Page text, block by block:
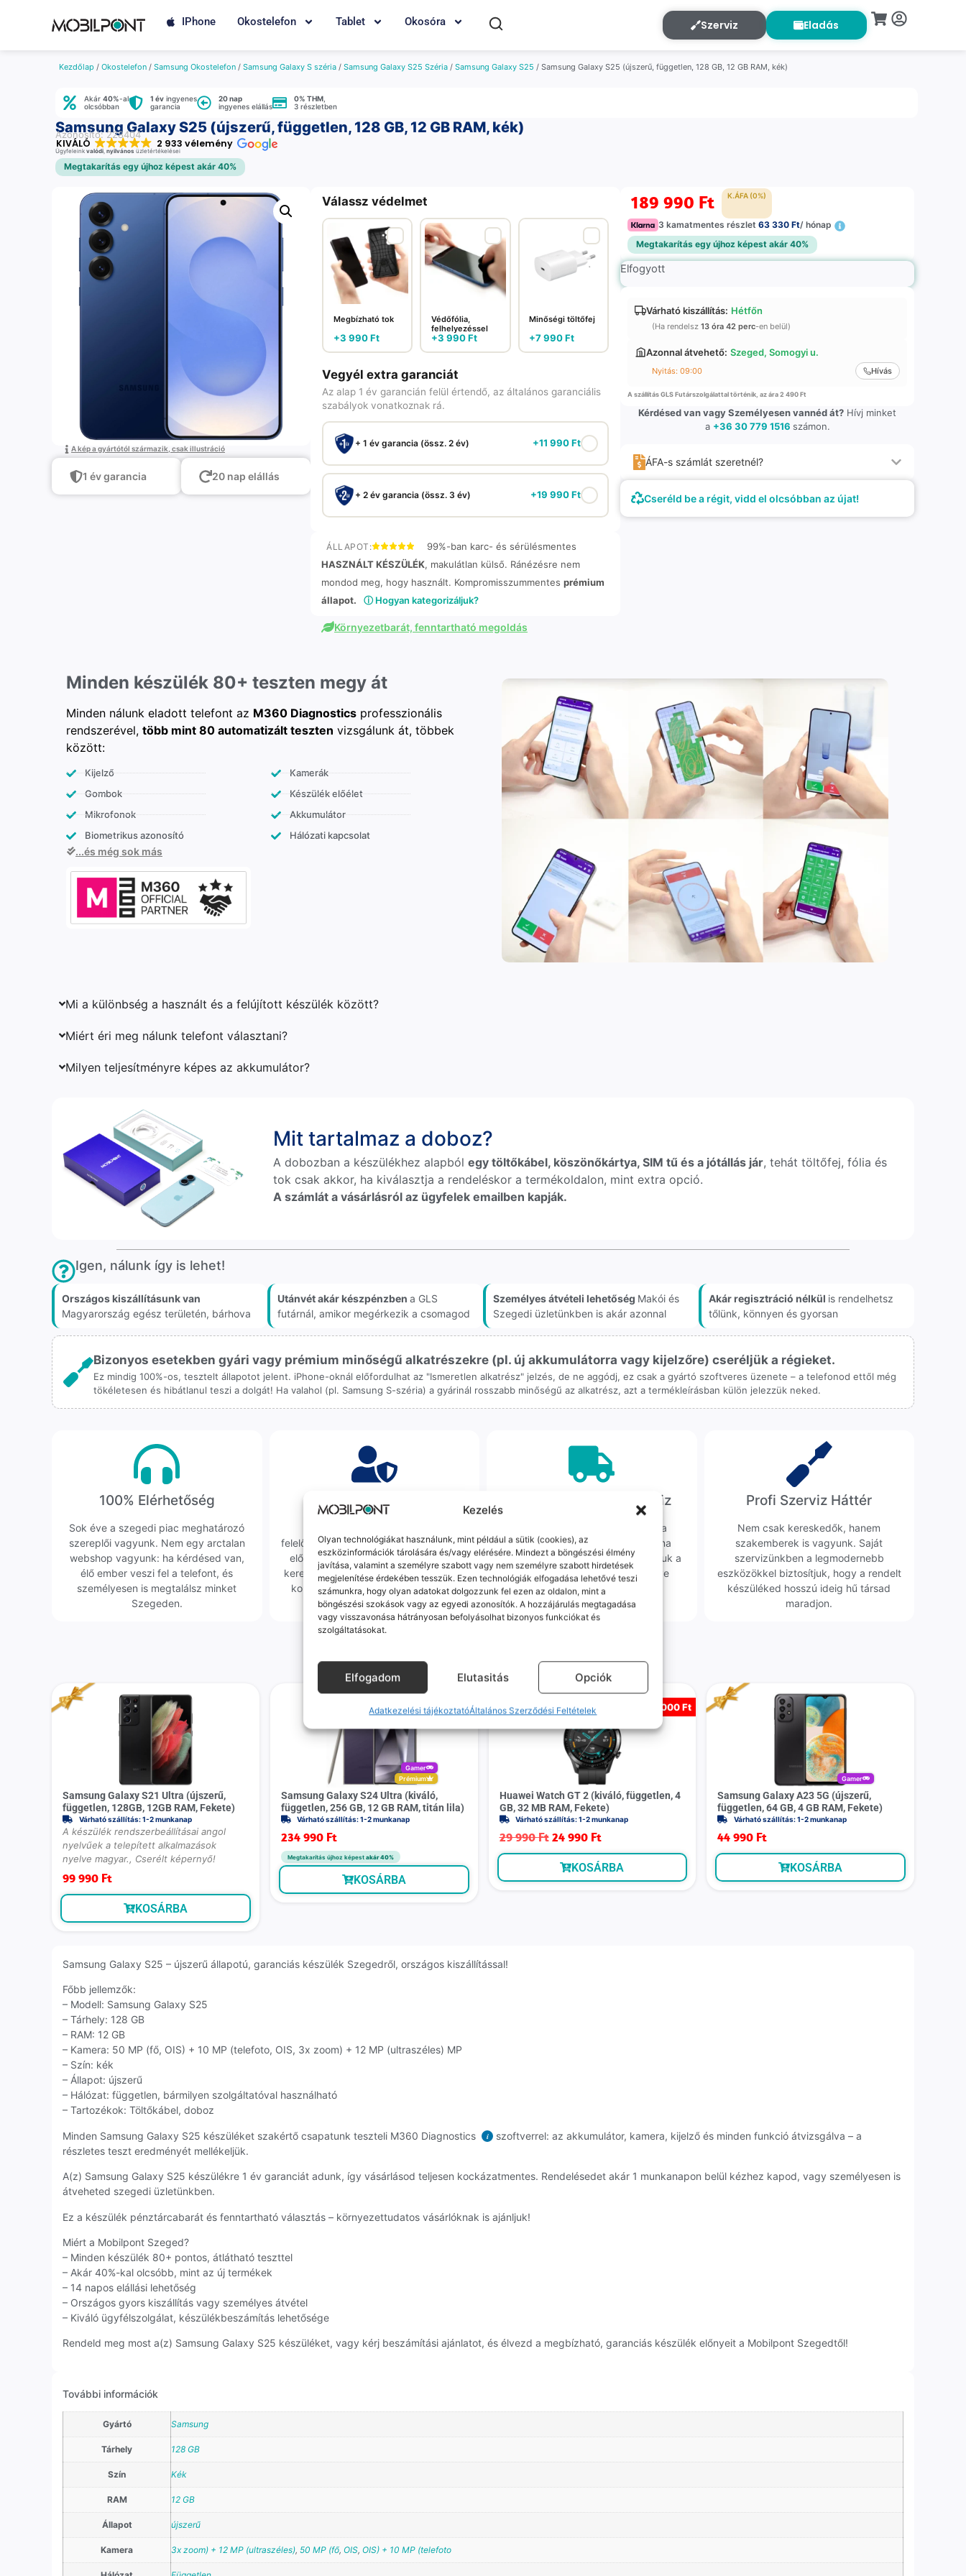
Kezelés
Olyan technológiákat használunk, mint például a sütik (cookies), az
eszközinformációk tárolására és/vagy elérésére. Mindezt a böngészési élmény
javítása, valamint a személyre szabott vagy nem személyre szabott hirdetések
megjelenítése érdekében tesszük. Ezen technológiák elfogadása lehetővé teszi
számunkra, hogy olyan adatokat dolgozzunk fel ezen az oldalon, mint a
böngészési szokások vagy az egyedi azonosítók. A hozzájárulás megtagadása
vagy visszavonása hátrányosan befolyásolhat bizonyos funkciókat és
szolgáltatásokat.
Elfogadom Elutasitás Opciók
Adatkezelési tájékoztatóÁltalános Szerződési Feltételek
IPhone Okostelefon Tablet Okosóra Szerviz Eladás
Kezdőlap / Okostelefon / Samsung Okostelefon / Samsung Galaxy S széria / Samsung Galaxy S25 Széria / Samsung Galaxy S25 / Samsung Galaxy S25 (újszerű, független, 128 GB, 12 GB RAM, kék)
Akár 40%-al
olcsóbban
1 év ingyenes
garancia
20 nap
ingyenes elállás
0% THM
3 részletben
Samsung Galaxy S25 (újszerű, független, 128 GB, 12 GB RAM, kék)
Azonosító: 228404
KIVÁLÓ 2 933 vélemény
Ügyfeleink valódi, nyilvános üzletértékelései
Megtakarítás egy újhoz képest akár 40%
A kép a gyártótól származik, csak illustráció
1 év garancia 20 nap elállás
Válassz védelmet
Megbízható tok
+3 990Ft
Védőfólia,
felhelyezéssel
+3 990Ft
Minőségi töltőfej
+7 990Ft
Vegyél extra garanciát
Az alap 1 év garancián felül értendő, az általános garanciális
szabályok vonatkoznak rá.
+ 1 év garancia (össz. 2 év) +11 990Ft
+ 2 év garancia (össz. 3 év) +19 990Ft
ÁLLAPOT:
99%-ban karc- és sérülésmentes
HASZNÁLT KÉSZÜLÉK, makulátlan külső. Ránézésre nem
mondod meg, hogy használt. Kompromisszummentes prémium
állapot.
ⓘ Hogyan kategorizáljuk?
Környezetbarát, fenntartható megoldás
189 990 Ft K.ÁFA (0%)
3 kamatmentes részlet63 330 Ft/ hónap
Megtakarítás egy újhoz képest akár 40%
Elfogyott
Várható kiszállítás: Hétfőn
(Ha rendelsz13 óra 42 perc-en belül)
Azonnal átvehető: Szeged, Somogyi u.
Nyitás: 09:00 Hívás
A szállítás GLS Futárszolgálattal történik, az ára 2 490 Ft
Kérdésed van vagy Személyesen vannéd át? Hívj minket
a +36 30 779 1516 számon.
ÁFA-s számlát szeretnél?
Cseréld be a régit, vidd el olcsóbban az újat!
Minden készülék 80+ teszten megy át
Minden nálunk eladott telefont az M360 Diagnostics professzionális
rendszerével, több mint 80 automatizált teszten vizsgálunk át, többek
között:
Kijelző
Gombok
Mikrofonok
Biometrikus azonosító
Kamerák
Készülék előélet
Akkumulátor
Hálózati kapcsolat
...és még sok más
Mi a különbség a használt és a felújított készülék között?
Miért éri meg nálunk telefont választani?
Milyen teljesítményre képes az akkumulátor?
Mit tartalmaz a doboz?
A dobozban a készülékhez alapbólegy töltőkábel, köszönőkártya, SIM tű és a jótállás jár, tehát töltőfej, fólia és
tok csak akkor, ha kiválasztja a rendeléskor a termékoldalon, mint extra opció.
A számlát a vásárlásról az ügyfelek emailben kapják.
Igen, nálunk így is lehet!
Országos kiszállításunk van
Magyarország egész területén, bárhova
Utánvét akár készpénzben a GLS
futárnál, amikor megérkezik a csomagod
Személyes átvételi lehetőség Makói és
Szegedi üzletünkben is akár azonnal
Akár regisztráció nélkül is rendelhetsz
tőlünk, könnyen és gyorsan
Bizonyos esetekben gyári vagy prémium minőségű alkatrészekre (pl. új akkumulátorra vagy kijelzőre) cseréljük a régieket.
Ez mindig 100%-os, tesztelt állapotot jelent. iPhone-oknál előfordulhat az "Ismeretlen alkatrész" jelzés, de ne aggódj, ez csak a gyártó szoftveres üzenete – a telefonod ettől még
tökéletesen és hibátlanul teszi a dolgát! Ha valahol (pl. Samsung S-széria) a gyárinál rosszabb minőségű az alkatrész, azt a termékleírásban külön jelezzük neked.
100% Elérhetőség
Sok éve a szegedi piac meghatározó
szereplői vagyunk. Nem egy arctalan
webshop vagyunk: ha kérdésed van,
élő ember veszi fel a telefont, és
személyesen is megtalálsz minket
Szegeden.
Korrekt Ügyintézés
felelősségvállalás nálunk alap. Ha ritkán
előfordul egy hiba, nem kifogásokat
keresünk, hanem megoldást. Szakértő
kollégáink azonnal kézbe veszik az
ügyedet.
Ingyenes Futár & Szerviz
Ha messze laksz, mi megyünk a
készülékért. Garanciális probléma
esetén küldjük a futárt, bevizsgáljuk a
telefont, és javítva vagy cserélve
küldjük vissza – neked ez 0 Ft
költséggel jár.
Profi Szerviz Háttér
Nem csak kereskedők, hanem
szakemberek is vagyunk. Saját
szervizünkben a legmodernebb
eszközökkel biztosítjuk, hogy a rendelt
készüléked hosszú ideig hű társad
maradjon.
Mások ezeket is megnézték
Samsung Galaxy S21 Ultra (újszerű,
független, 128GB, 12GB RAM, Fekete)
Várható szállítás: 1-2 munkanap
A készülék rendszerbeállításai angol
nyelvűek a telepített alkalmazások
nyelve magyar., Cserélt képernyő!
99 990 Ft
KOSÁRBA
Gamer
Prémium
Samsung Galaxy S24 Ultra (kiváló,
független, 256 GB, 12 GB RAM, titán lila)
Várható szállítás: 1-2 munkanap
234 990 Ft
Megtakarítás újhoz képest akár 40%
KOSÁRBA
5 000 Ft
Huawei Watch GT 2 (kiváló, független, 4
GB, 32 MB RAM, Fekete)
Várható szállítás: 1-2 munkanap
29 990Ft 24 990 Ft
KOSÁRBA
Gamer
Samsung Galaxy A23 5G (újszerű,
független, 64 GB, 4 GB RAM, Fekete)
Várható szállítás: 1-2 munkanap
44 990 Ft
KOSÁRBA
Samsung Galaxy S25 – újszerű állapotú, garanciás készülék Szegedről, országos kiszállítással!
Főbb jellemzők:
– Modell: Samsung Galaxy S25
– Tárhely: 128 GB
– RAM: 12 GB
– Kamera: 50 MP (fő, OIS) + 10 MP (telefoto, OIS, 3x zoom) + 12 MP (ultraszéles) MP
– Szín: kék
– Állapot: újszerű
– Hálózat: független, bármilyen szolgáltatóval használható
– Tartozékok: Töltőkábel, doboz
Minden Samsung Galaxy S25 készüléket szakértő csapatunk teszteli M360 Diagnostics i
szoftverrel: az akkumulátor, kamera, kijelző és minden funkció átvizsgálva – a
részletes teszt eredményét mellékeljük.
A(z) Samsung Galaxy S25 készülékre 1 év garanciát adunk, így vásárlásod teljesen kockázatmentes. Rendelésedet akár 1 munkanapon belül kézhez kapod, vagy személyesen is
átveheted szegedi üzletünkben.
Ez a készülék pénztárcabarát és fenntartható választás – környezettudatos vásárlóknak is ajánljuk!
Miért a Mobilpont Szeged?
– Minden készülék 80+ pontos, átlátható teszttel
– Akár 40%-kal olcsóbb, mint az új termékek
– 14 napos elállási lehetőség
– Országos gyors kiszállítás vagy személyes átvétel
– Kiváló ügyfélszolgálat, készülékbeszámítás lehetősége
Rendeld meg most a(z) Samsung Galaxy S25 készüléket, vagy kérj beszámítási ajánlatot, és élvezd a megbízható, garanciás készülék előnyeit a Mobilpont Szegedtől!
További információk
Gyártó Samsung
Tárhely 128 GB
Szín Kék
RAM 12 GB
Állapot újszerű
Kamera 3x zoom) + 12 MP (ultraszéles), 50 MP (fő, OIS, OIS) + 10 MP (telefoto